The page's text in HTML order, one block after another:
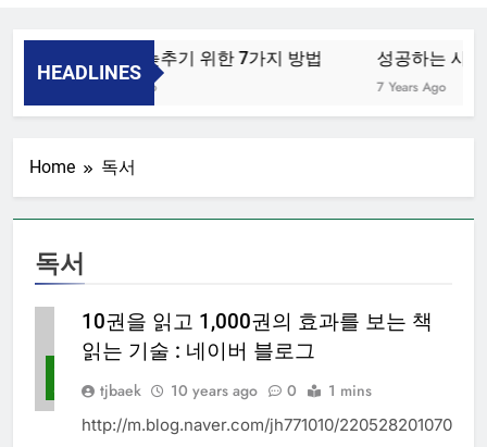
HEADLINES
노화를 늦추기 위한 7가지 방법 성공하는 사람
7 Years Ago
Home 독서
독서
서
10권을 읽고 1,000권의 효과를 보는 책
읽는 기술 : 네이버 블로그
tjbaek 10 years ago 0 1 mins
http://m.blog.naver.com/jh771010/220528201070